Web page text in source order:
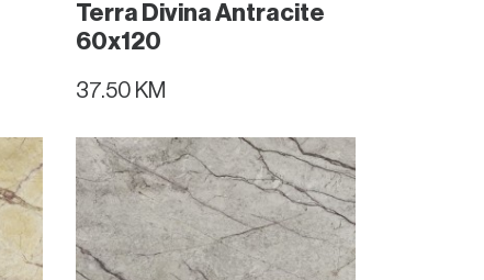
Terra Divina Antracite
60x120
37.50 KM